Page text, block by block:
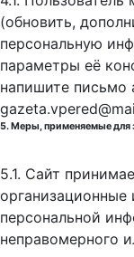
(обновить,
персональную
параметры её
напишите письмо
5. Меры, применяемые для
5.1. Сайт
персональной
неправомерного